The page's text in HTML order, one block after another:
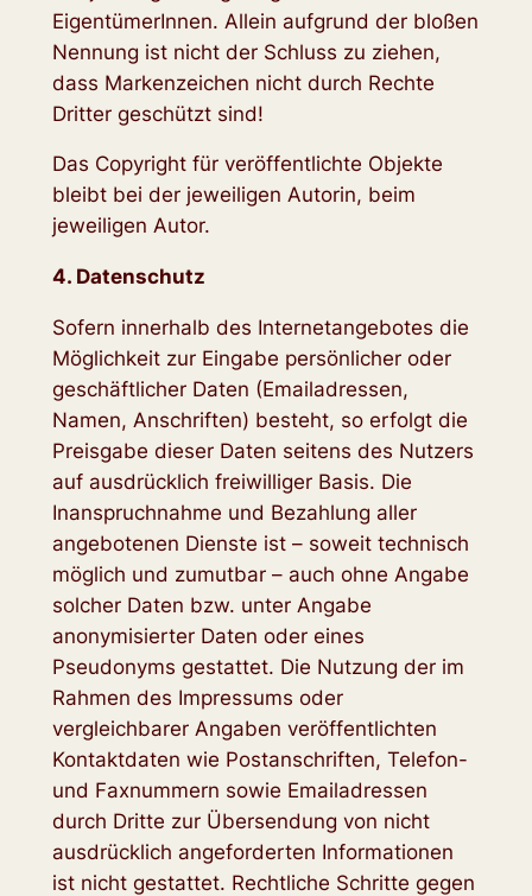
EigentümerInnen. Allein aufgrund der bloßen
Nennung ist nicht der Schluss zu ziehen,
dass Markenzeichen nicht durch Rechte
Dritter geschützt sind!
Das Copyright für veröffentlichte Objekte
bleibt bei der jeweiligen Autorin, beim
jeweiligen Autor.
4. Datenschutz
Sofern innerhalb des Internetangebotes die
Möglichkeit zur Eingabe persönlicher oder
geschäftlicher Daten (Emailadressen,
Namen, Anschriften) besteht, so erfolgt die
Preisgabe dieser Daten seitens des Nutzers
auf ausdrücklich freiwilliger Basis. Die
Inanspruchnahme und Bezahlung aller
angebotenen Dienste ist – soweit technisch
möglich und zumutbar – auch ohne Angabe
solcher Daten bzw. unter Angabe
anonymisierter Daten oder eines
Pseudonyms gestattet. Die Nutzung der im
Rahmen des Impressums oder
vergleichbarer Angaben veröffentlichten
Kontaktdaten wie Postanschriften, Telefon-
und Faxnummern sowie Emailadressen
durch Dritte zur Übersendung von nicht
ausdrücklich angeforderten Informationen
ist nicht gestattet. Rechtliche Schritte gegen